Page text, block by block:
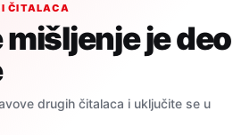
ČITALACA
mišljenje je deo
drugih čitalaca i uključite se u